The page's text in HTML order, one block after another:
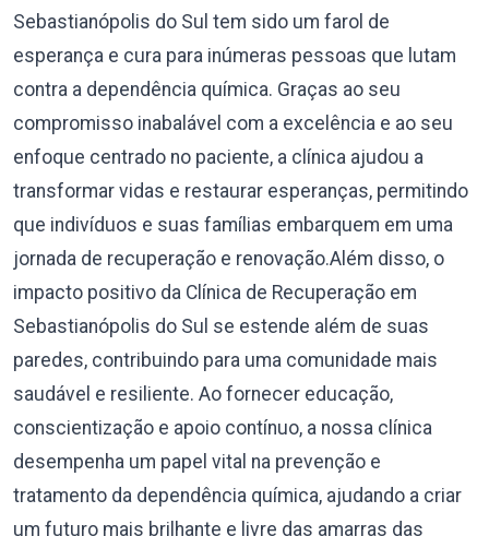
Sebastianópolis do Sul tem sido um farol de
esperança e cura para inúmeras pessoas que lutam
contra a dependência química. Graças ao seu
compromisso inabalável com a excelência e ao seu
enfoque centrado no paciente, a clínica ajudou a
transformar vidas e restaurar esperanças, permitindo
que indivíduos e suas famílias embarquem em uma
jornada de recuperação e renovação.Além disso, o
impacto positivo da Clínica de Recuperação em
Sebastianópolis do Sul se estende além de suas
paredes, contribuindo para uma comunidade mais
saudável e resiliente. Ao fornecer educação,
conscientização e apoio contínuo, a nossa clínica
desempenha um papel vital na prevenção e
tratamento da dependência química, ajudando a criar
um futuro mais brilhante e livre das amarras das